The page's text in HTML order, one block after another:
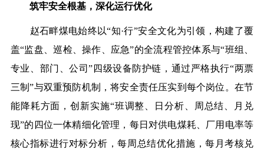
筑牢安全根基，深化运行优化
赵石畔煤电始终以“知·行”安全文化为引领，构建了覆
盖“监盘、巡检、操作、应急”的全流程管控体系与“班组、
专业、部门、公司”四级设备防护链，通过严格执行“两票
三制”与双重预防机制，将安全责任压实到每个岗位。在节
能降耗方面，创新实施“班调整、日分析、周总结、月兑
现”的四位一体精细化管理，每日对供电煤耗、厂用电率等
核心指标进行对标分析，每周总结优化措施，每月考核兑